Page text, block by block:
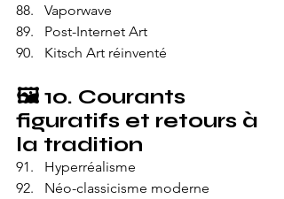
Vaporwave
Post-Internet Art
Kitsch Art réinventé
🖼️ 10. Courants
figuratifs et retours à
la tradition
Hyperréalisme
Néo-classicisme moderne